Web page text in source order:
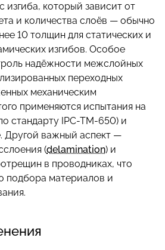
изгиба, который зависит от
и количества слоёв — обычно
10 толщин для статических и
изгибов. Особое
надёжности межслойных
переходных
механическим
применяются испытания на
стандарту IPC-TM-650) и
Другой важный аспект —
(delamination) и
в проводниках, что
подбора материалов и